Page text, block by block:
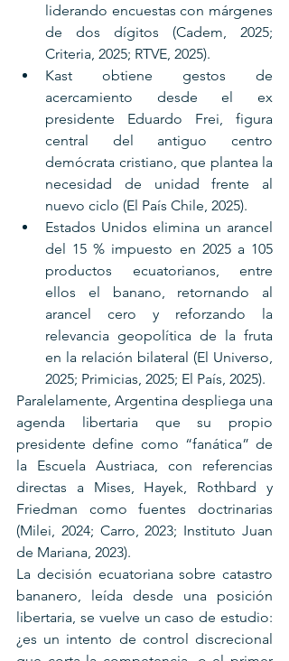
liderando encuestas con márgenes
de dos dígitos (Cadem, 2025;
Criteria, 2025; RTVE, 2025).
Kast obtiene gestos de
acercamiento desde el ex
presidente Eduardo Frei, figura
central del antiguo centro
demócrata cristiano, que plantea la
necesidad de unidad frente al
nuevo ciclo (El País Chile, 2025).
Estados Unidos elimina un arancel
del 15 % impuesto en 2025 a 105
productos ecuatorianos, entre
ellos el banano, retornando al
arancel cero y reforzando la
relevancia geopolítica de la fruta
en la relación bilateral (El Universo,
2025; Primicias, 2025; El País, 2025).
Paralelamente, Argentina despliega una
agenda libertaria que su propio
presidente define como “fanática” de
la Escuela Austriaca, con referencias
directas a Mises, Hayek, Rothbard y
Friedman como fuentes doctrinarias
(Milei, 2024; Carro, 2023; Instituto Juan
de Mariana, 2023).
La decisión ecuatoriana sobre catastro
bananero, leída desde una posición
libertaria, se vuelve un caso de estudio:
¿es un intento de control discrecional